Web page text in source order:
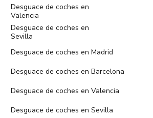
Desguace de coches en
Valencia
Desguace de coches en
Sevilla
Desguace de coches en Madrid
Desguace de coches en Barcelona
Desguace de coches en Valencia
Desguace de coches en Sevilla